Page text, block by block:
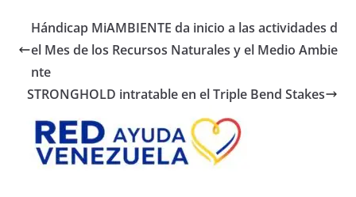
Hándicap MiAMBIENTE da inicio a las actividades d
el Mes de los Recursos Naturales y el Medio Ambie
nte
STRONGHOLD intratable en el Triple Bend Stakes